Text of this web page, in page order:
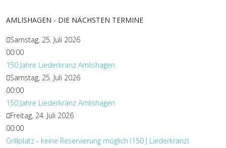
AMLISHAGEN - DIE NÄCHSTEN TERMINE
Samstag, 25. Juli 2026
00:00
150 Jahre Liederkranz Amlishagen
Samstag, 25. Juli 2026
00:00
150 Jahre Liederkranz Amlishagen
Freitag, 24. Juli 2026
00:00
Grillplatz - keine Reservierung möglich (150 J Liederkranz)